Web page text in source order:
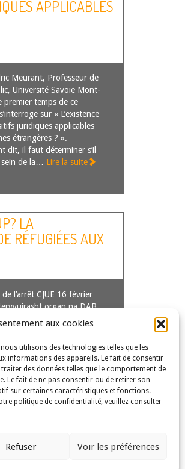
aux cookies
utilisons des technologies telles que les
informations des appareils. Le fait de consentir
des données telles que le comportement de
Le fait de ne pas consentir ou de retirer son
sur certaines caractéristiques et fonctions.
politique de confidentialité, veuillez consulter
Refuser Voir les préférences
APPLICABLES
Meurant, Professeur de
Université Savoie Mont-
temps de ce
sur « L’existence
juridiques applicables
étrangères ? ».
dit, il faut déterminer s’il
de la… Lire la suite
LA
RÉFUGIÉES AUX
l’arrêt CJUE 16 février
organ na DAB
victimes de violences
doctorant en droit public
l’Université Paris-Saclay,
Centre de recherches
Institutions…Lire la suite
| Tous droits réservés